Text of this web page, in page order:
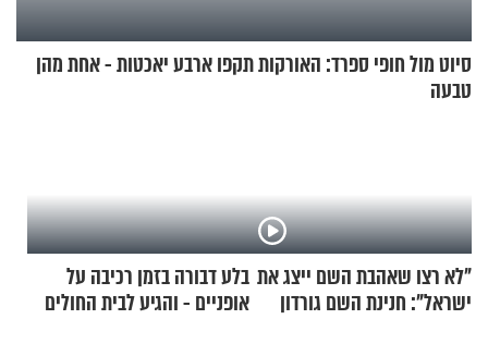
סיוט מול חופי ספרד: האורקות תקפו ארבע יאכטות - אחת מהן
טבעה
"לא רצו שאהבת השם ייצג את
ישראל": חנינת השם גורדון
בלע דבורה בזמן רכיבה על
אופניים - והגיע לבית החולים